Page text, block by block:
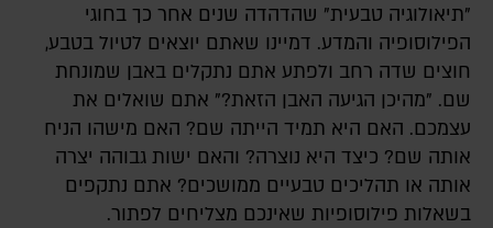
"תיאולוגיה טבעית" שהדהדה שנים אחר כך בחוגי
הפילוסופיה והמדע. דמיינו שאתם יוצאים לטיול בטבע,
חוצים שדה רחב ולפתע אתם נתקלים באבן שמונחת
שם. "מהיכן הגיעה האבן הזאת?" אתם שואלים את
עצמכם. האם היא תמיד הייתה שם? האם מישהו הניח
אותה שם? כיצד היא נוצרה? והאם ישות גבוהה יצרה
אותה או תהליכים טבעיים ממושכים? אתם נתקפים
בשאלות פילוסופיות שאינכם מצליחים לפתור.